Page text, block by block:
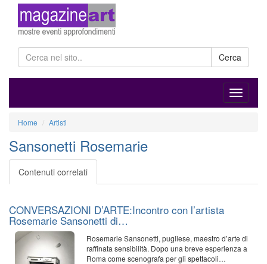
Cerca
Home Artisti
Sansonetti Rosemarie
Contenuti correlati
CONVERSAZIONI D’ARTE:Incontro con l’artista
Rosemarie Sansonetti di…
Rosemarie Sansonetti, pugliese, maestro d’arte di
raffinata sensibilità. Dopo una breve esperienza a
Roma come scenografa per gli spettacoli…